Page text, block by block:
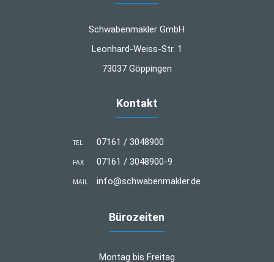
Schwabenmakler GmbH
Leonhard-Weiss-Str. 1
73037 Göppingen
Kontakt
TEL 07161 / 3048900
FAX 07161 / 3048900-9
MAIL info@schwabenmakler.de
Bürozeiten
Montag bis Freitag